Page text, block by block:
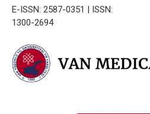
E-ISSN: 2587-0351 | ISSN:
1300-2694